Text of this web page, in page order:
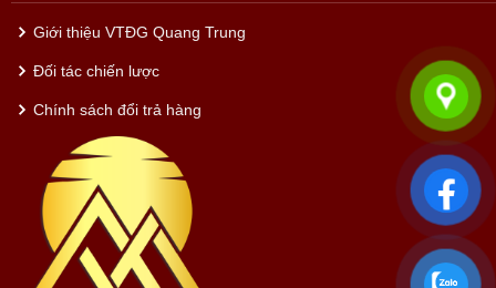
Giới thiệu VTĐG Quang Trung
Đối tác chiến lược
Chính sách đổi trả hàng